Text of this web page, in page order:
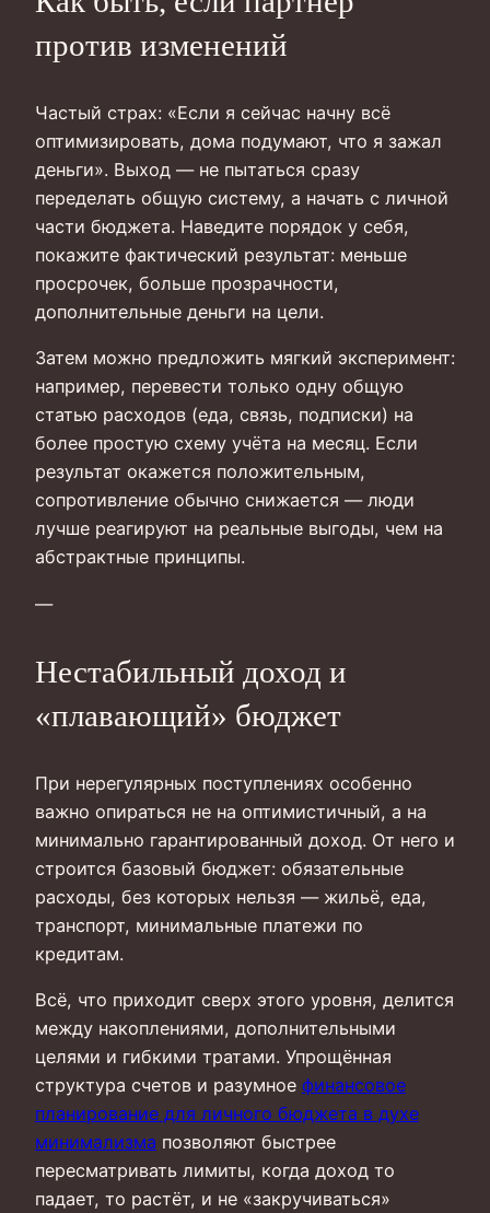
против изменений
Частый страх: «Если я сейчас начну всё
оптимизировать, дома подумают, что я зажал
деньги». Выход — не пытаться сразу
переделать общую систему, а начать с личной
части бюджета. Наведите порядок у себя,
покажите фактический результат: меньше
просрочек, больше прозрачности,
дополнительные деньги на цели.
Затем можно предложить мягкий эксперимент:
например, перевести только одну общую
статью расходов (еда, связь, подписки) на
более простую схему учёта на месяц. Если
результат окажется положительным,
сопротивление обычно снижается — люди
лучше реагируют на реальные выгоды, чем на
абстрактные принципы.
—
Нестабильный доход и
«плавающий» бюджет
При нерегулярных поступлениях особенно
важно опираться не на оптимистичный, а на
минимально гарантированный доход. От него и
строится базовый бюджет: обязательные
расходы, без которых нельзя — жильё, еда,
транспорт, минимальные платежи по
кредитам.
Всё, что приходит сверх этого уровня, делится
между накоплениями, дополнительными
целями и гибкими тратами. Упрощённая
структура счетов и разумное финансовое
планирование для личного бюджета в духе
минимализма позволяют быстрее
пересматривать лимиты, когда доход то
падает, то растёт, и не «закручиваться»